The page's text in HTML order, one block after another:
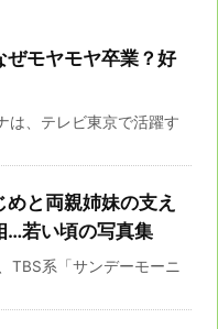
ぜモヤモヤ卒業？好
、テレビ東京で活躍す
と両親姉妹の支え
…若い頃の写真集
TBS系「サンデーモーニ